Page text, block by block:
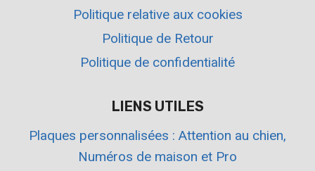
Politique relative aux cookies
Politique de Retour
Politique de confidentialité
LIENS UTILES
Plaques personnalisées : Attention au chien,
Numéros de maison et Pro